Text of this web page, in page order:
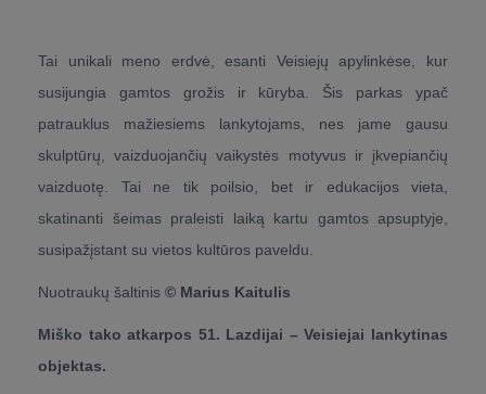
Tai unikali meno erdvė, esanti Veisiejų apylinkėse, kur
susijungia gamtos grožis ir kūryba. Šis parkas ypač
patrauklus mažiesiems lankytojams, nes jame gausu
skulptūrų, vaizduojančių vaikystės motyvus ir įkvepiančių
vaizduotę. Tai ne tik poilsio, bet ir edukacijos vieta,
skatinanti šeimas praleisti laiką kartu gamtos apsuptyje,
susipažįstant su vietos kultūros paveldu.
Nuotraukų šaltinis © Marius Kaitulis
Miško tako atkarpos 51. Lazdijai – Veisiejai lankytinas
objektas.